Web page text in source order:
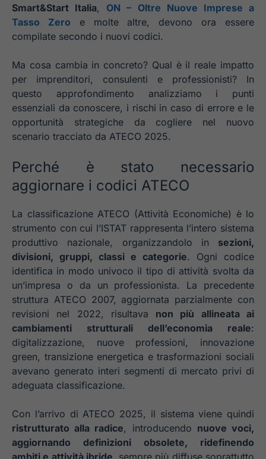
Smart&Start Italia, ON – Oltre Nuove Imprese a
Tasso Zero e molte altre, devono ora essere
compilate secondo i nuovi codici.
Ma cosa cambia in concreto? Qual è il reale impatto
per imprenditori, consulenti e professionisti? In
questo approfondimento analizziamo i punti
essenziali da conoscere, i rischi in caso di errore e le
opportunità strategiche da cogliere nel nuovo
scenario tracciato da ATECO 2025.
Perché è stato necessario
aggiornare i codici ATECO
La classificazione ATECO (Attività Economiche) è lo
strumento con cui l’ISTAT rappresenta l’intero sistema
produttivo nazionale, organizzandolo in sezioni,
divisioni, gruppi, classi e categorie. Ogni codice
identifica in modo univoco il tipo di attività svolta da
un’impresa o da un professionista. La precedente
struttura ATECO 2007, aggiornata parzialmente con
revisioni nel 2022, risultava non più allineata ai
cambiamenti strutturali dell’economia reale:
digitalizzazione, nuove professioni, innovazione
green, transizione energetica e trasformazioni sociali
avevano generato interi segmenti di mercato privi di
adeguata classificazione.
Con l’arrivo di ATECO 2025, il sistema viene quindi
ristrutturato alla radice, introducendo nuove voci,
aggiornando definizioni obsolete, ridefinendo
ambiti e attività ibride, sempre più diffuse soprattutto